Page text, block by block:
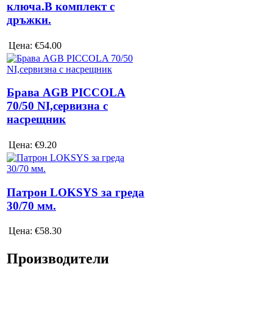
ключа.В комплект с
дръжки.
Цена: €54.00
Брава AGB PICCOLA
70/50 NI,сервизна с
насрещник
Цена: €9.20
Патрон LOKSYS за греда
30/70 мм.
Цена: €58.30
Производители